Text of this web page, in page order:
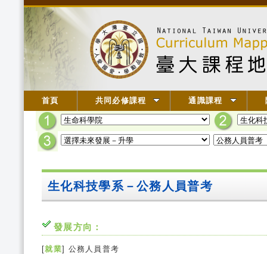
首頁 共同必修課程 通識課程
生化科技學系－公務人員普考
發展方向：
[就業] 公務人員普考